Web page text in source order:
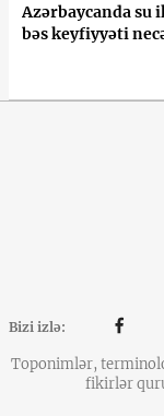
Azərbaycanda su
bəs keyfiyyəti
Bizi izlə:
Toponimlər,
fikirlər